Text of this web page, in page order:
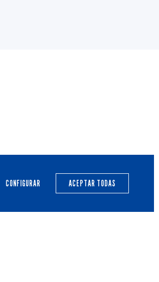
ACTUALIDAD CALENDARIO
CONFIGURAR ACEPTAR TODAS